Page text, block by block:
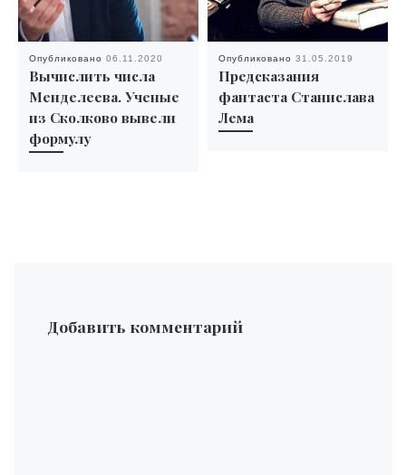
Опубликовано 06.11.2020
Вычислить числа
Менделеева. Ученые
из Сколково вывели
формулу
Опубликовано 31.05.2019
Предсказания
фантаста Станислава
Лема
Добавить комментарий